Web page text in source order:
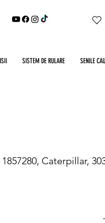
SISTEM DE RULARE SENILE
Caterpillar,